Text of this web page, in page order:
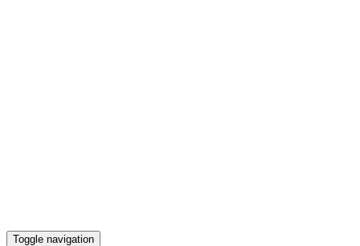
Toggle navigation